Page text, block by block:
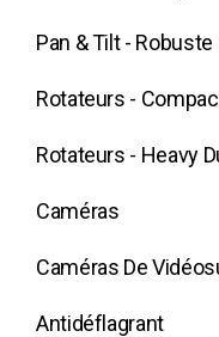
Pan & Tilt - Robuste
Rotateurs -
Rotateurs - Heavy
Caméras
Caméras De
Antidéflagrant